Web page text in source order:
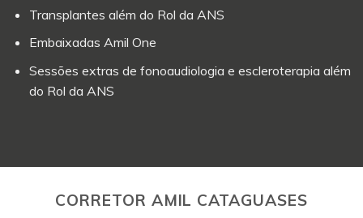
Transplantes além do Rol da ANS
Embaixadas Amil One
Sessões extras de fonoaudiologia e escleroterapia além
do Rol da ANS
CORRETOR AMIL CATAGUASES